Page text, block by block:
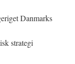
Danmarks
strategi